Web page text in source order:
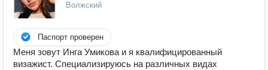
Волжский
Паспорт проверен
Меня зовут Инга Умикова и я квалифицированный
визaжист. Специализируюсь на различных видах